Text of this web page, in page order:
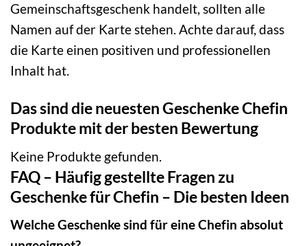
Gemeinschaftsgeschenk handelt, sollten alle
Namen auf der Karte stehen. Achte darauf, dass
die Karte einen positiven und professionellen
Inhalt hat.
Das sind die neuesten Geschenke Chefin
Produkte mit der besten Bewertung
Keine Produkte gefunden.
FAQ – Häufig gestellte Fragen zu
Geschenke für Chefin – Die besten Ideen
Welche Geschenke sind für eine Chefin absolut